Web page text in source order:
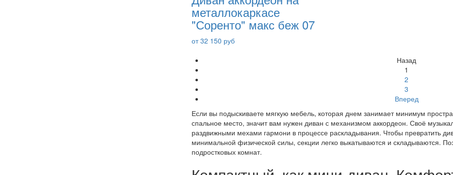
металлокаркасе
"Соренто" макс беж 07
от 32 150 руб
Назад
1
2
3
Вперед
Если вы подыскиваете мягкую мебель, которая днем занимает минимум
спальное место, значит вам нужен диван с механизмом аккордеон. Своё
раздвижными мехами гармони в процессе раскладывания. Чтобы превратить
минимальной физической силы, секции легко выкатываются и складываются.
подростковых комнат.